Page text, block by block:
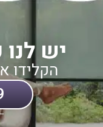
יש
הקלידו